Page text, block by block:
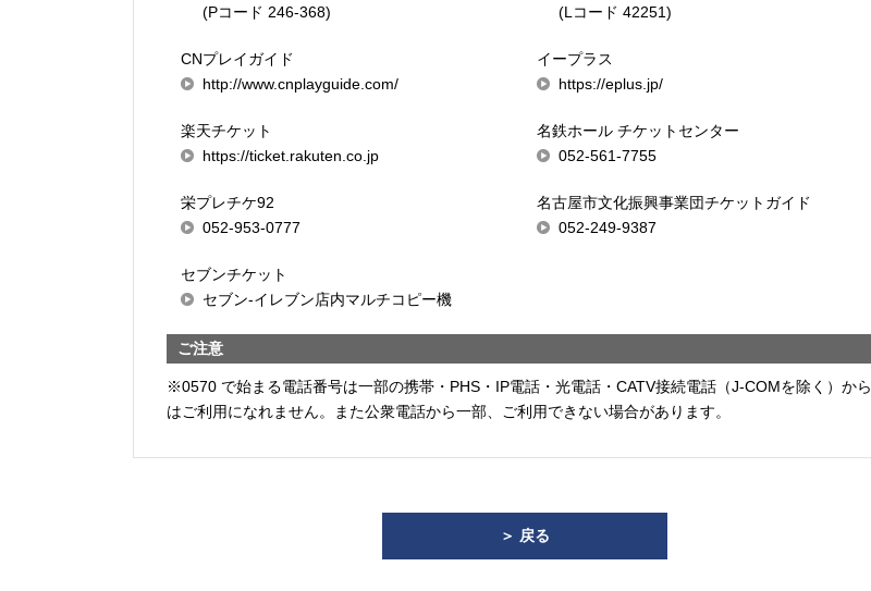
(Pコード 246-368)
(Lコード 42251)
CNプレイガイド
http://www.cnplayguide.com/
イープラス
https://eplus.jp/
楽天チケット
https://ticket.rakuten.co.jp
名鉄ホール チケットセンター
052-561-7755
栄プレチケ92
052-953-0777
名古屋市文化振興事業団チケットガイド
052-249-9387
セブンチケット
セブン-イレブン店内マルチコピー機
ご注意
※0570 で始まる電話番号は一部の携帯・PHS・IP電話・光電話・CATV接続電話（J-COMを除く）から
はご利用になれません。また公衆電話から一部、ご利用できない場合があります。
＞ 戻る